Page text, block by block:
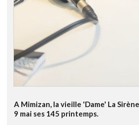
A Mimizan, la vieille 'Dame' La
9 mai ses 145 printemps.